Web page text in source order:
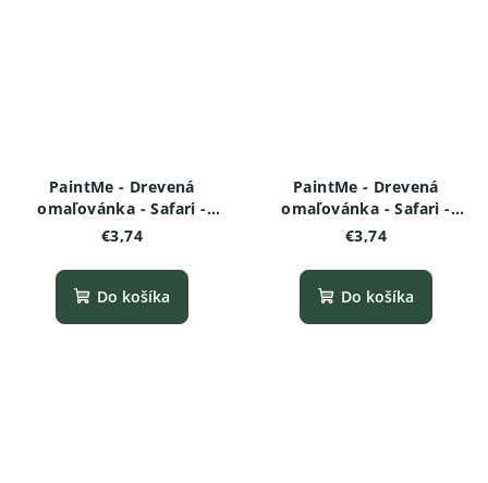
PaintMe - Drevená
omaľovánka - Safari -
Leopard
€3,74
Do košíka
PaintMe - Drevená
omaľovánka - Safari -
Zebra
€3,74
Do košíka